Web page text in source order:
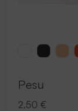
Pesu
2,50 €